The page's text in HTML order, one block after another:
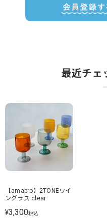
最近チェ
【amabro】2TONEワイ
ングラス clear
¥3,300税込